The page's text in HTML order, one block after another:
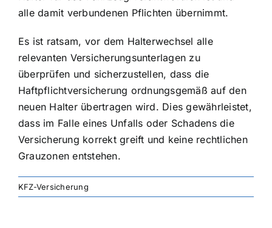
alle damit verbundenen Pflichten übernimmt.
Es ist ratsam, vor dem Halterwechsel alle
relevanten Versicherungsunterlagen zu
überprüfen und sicherzustellen, dass die
Haftpflichtversicherung ordnungsgemäß auf den
neuen Halter übertragen wird. Dies gewährleistet,
dass im Falle eines Unfalls oder Schadens die
Versicherung korrekt greift und keine rechtlichen
Grauzonen entstehen.
KFZ-Versicherung